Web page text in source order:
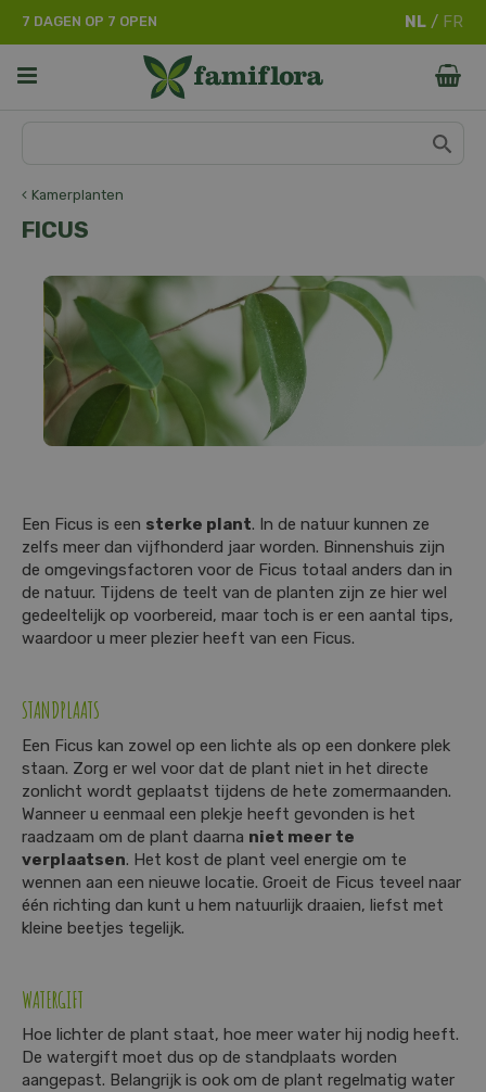
Kamerplanten
7 DAGEN OP 7 OPEN
FICUS
Een Ficus is een sterke plant. In de natuur kunnen ze
zelfs meer dan vijfhonderd jaar worden. Binnenshuis zijn
de omgevingsfactoren voor de Ficus totaal anders dan in
de natuur. Tijdens de teelt van de planten zijn ze hier wel
gedeeltelijk op voorbereid, maar toch is er een aantal tips,
waardoor u meer plezier heeft van een Ficus.
STANDPLAATS
Een Ficus kan zowel op een lichte als op een donkere plek
staan. Zorg er wel voor dat de plant niet in het directe
zonlicht wordt geplaatst tijdens de hete zomermaanden.
Wanneer u eenmaal een plekje heeft gevonden is het
raadzaam om de plant daarna niet meer te
verplaatsen. Het kost de plant veel energie om te
wennen aan een nieuwe locatie. Groeit de Ficus teveel naar
één richting dan kunt u hem natuurlijk draaien, liefst met
kleine beetjes tegelijk.
WATERGIFT
Hoe lichter de plant staat, hoe meer water hij nodig heeft.
De watergift moet dus op de standplaats worden
aangepast. Belangrijk is ook om de plant regelmatig water